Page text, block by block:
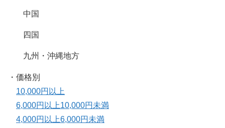
中国
四国
九州・沖縄地方
・価格別
10,000円以上
6,000円以上10,000円未満
4,000円以上6,000円未満